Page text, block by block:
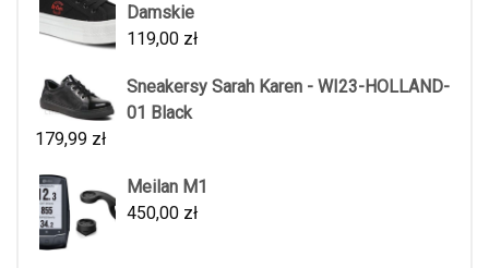
Damskie
119,00 zł
Sneakersy Sarah Karen - WI23-HOLLAND-
01 Black
179,99 zł
Meilan M1
450,00 zł